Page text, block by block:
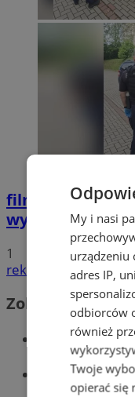
film
Potrącił
wypadku. 20-
1
reklama
Zobacz również
My i nasi
urządzeniu
adres IP,
odbiorców
również
Twoje
opierać się